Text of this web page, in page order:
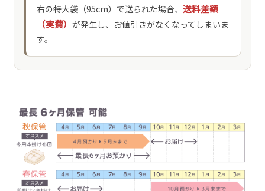
右の特大袋（95cm）で送られた場合、 送料差額
（実費） が発生し、お値引きがなくなってしまいま
す。